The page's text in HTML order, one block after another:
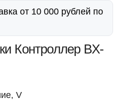
от 10 000 рублей по
Контроллер BX-
V